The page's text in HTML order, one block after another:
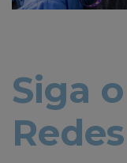
Siga